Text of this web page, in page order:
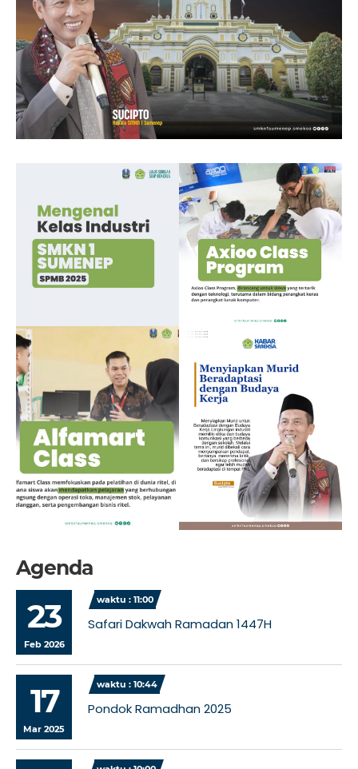
Agenda
23
Feb 2026
waktu : 11:00
Safari Dakwah Ramadan 1447H
17
Mar 2025
waktu : 10:44
Pondok Ramadhan 2025